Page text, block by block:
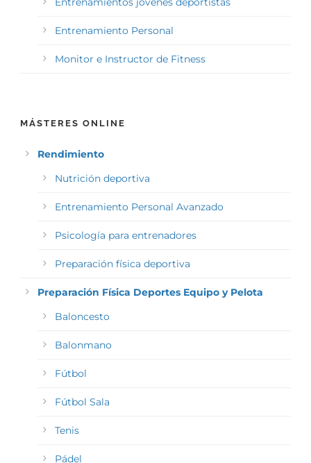
Entrenamiento Personal
Monitor e Instructor de Fitness
MÁSTERES ONLINE
Rendimiento
Nutrición deportiva
Entrenamiento Personal Avanzado
Psicología para entrenadores
Preparación física deportiva
Preparación Física Deportes Equipo y Pelota
Baloncesto
Balonmano
Fútbol
Fútbol Sala
Tenis
Pádel